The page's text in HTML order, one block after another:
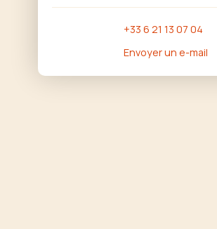
+33 6 21 13 07 04
Envoyer un e-mail